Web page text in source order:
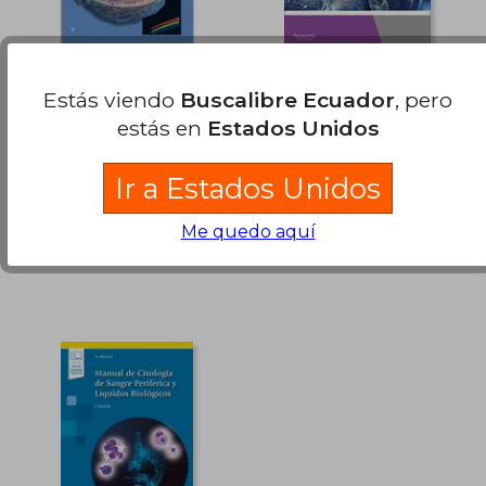
dcto. dcto.
Maxi Atlas 2 Citología
(38 cm x 29 cm)
Varios Autores
Marbán, MADRID, 2018,
Tapa Dura, Nuevo
Gestión de Muestras
Biológicas
Mar&Iacute;A Posada
Paraninfo, 2020, Tapa
Blanda, Nuevo
Estás viendo Buscalibre Ecuador, pero
estás en Estados Unidos
Ir a Estados Unidos
Me quedo aquí